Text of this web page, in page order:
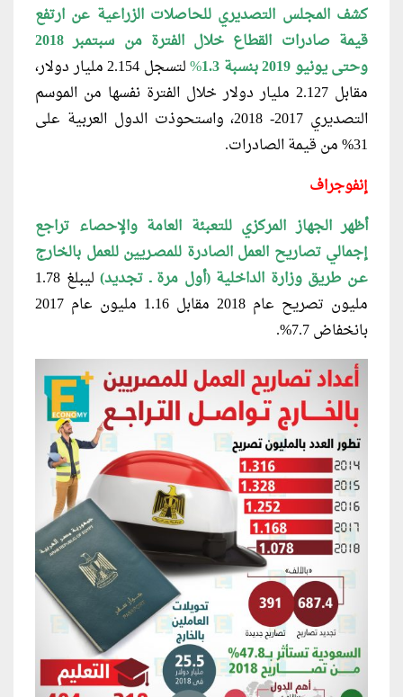
كشف المجلس التصديري للحاصلات الزراعية عن ارتفع
قيمة صادرات القطاع خلال الفترة من سبتمبر 2018
وحتى يونيو 2019 بنسبة 1.3
%
لتسجل 2.154 مليار دولار،
مقابل 2.127 مليار دولار خلال الفترة نفسها من الموسم
التصديري 2017- 2018، واستحوذت الدول العربية على
31% من قيمة الصادرات.
إنفوجراف
أظهر الجهاز المركزي للتعبئة العامة والإحصاء تراجع
إجمالي تصاريح العمل الصادرة للمصـريين للعمل بالخارج
عـن طريق وزارة الداخلية (أول مرة ـ تجديد)
ليبلغ 1.78
مليون تصريح عام 2018 مقابل 1.16 مليون عام 2017
بانخفاض 7.7%.